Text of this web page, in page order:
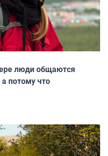
люди общаются
потому что